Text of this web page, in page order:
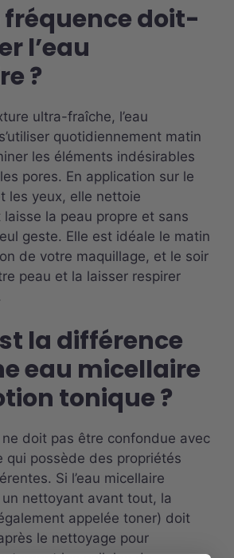
fréquence doit-
l’eau
?
ultra-fraîche, l’eau
quotidiennement matin
les éléments indésirables
pores. En application sur le
les yeux, elle nettoie
la peau propre et sans
geste. Elle est idéale le matin
de votre maquillage, et le soir
peau et la laisser respirer
la différence
eau micellaire
tonique ?
ne doit pas être confondue avec
qui possède des propriétés
Si l’eau micellaire
un nettoyant avant tout, la
appelée toner) doit
le nettoyage pour